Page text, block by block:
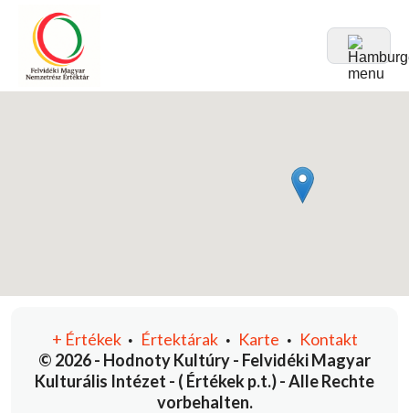
© 2026 - Hodnoty Kultúry - Felvidéki Magyar
Kulturális Intézet - ( Értékek p.t.) - Alle Rechte
vorbehalten.
+ Értékek • Értektárak• Karte • Kontakt